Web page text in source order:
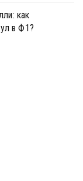
как
в Ф1?